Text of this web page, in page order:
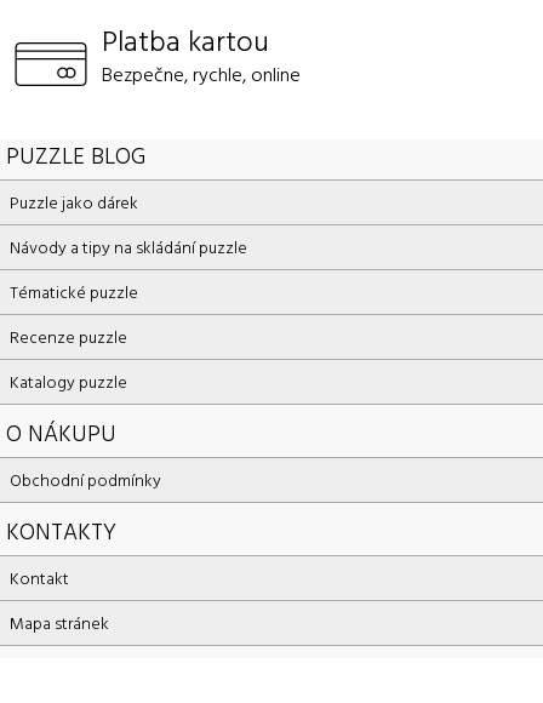
Platba kartou
Bezpečne, rychle, online
PUZZLE BLOG
Puzzle jako dárek
Návody a tipy na skládání puzzle
Tématické puzzle
Recenze puzzle
Katalogy puzzle
O NÁKUPU
Obchodní podmínky
KONTAKTY
Kontakt
Mapa stránek